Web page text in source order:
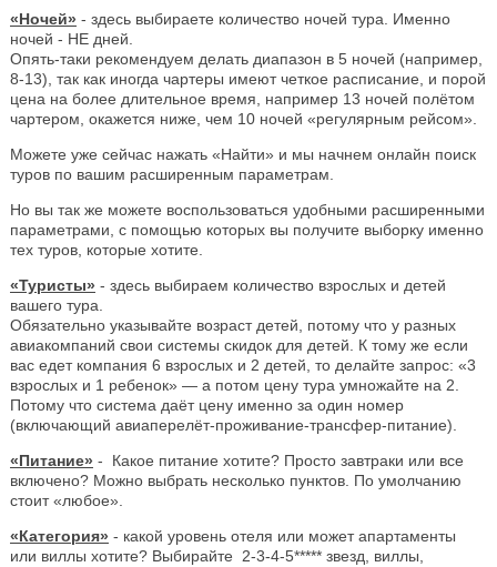
«Ночей» - здесь выбираете количество ночей тура. Именно
ночей - НЕ дней.
Опять-таки рекомендуем делать диапазон в 5 ночей (например,
8-13), так как иногда чартеры имеют четкое расписание, и порой
цена на более длительное время, например 13 ночей полётом
чартером, окажется ниже, чем 10 ночей «регулярным рейсом».
Можете уже сейчас нажать «Найти» и мы начнем онлайн поиск
туров по вашим расширенным параметрам.
Но вы так же можете воспользоваться удобными расширенными
параметрами, с помощью которых вы получите выборку именно
тех туров, которые хотите.
«Туристы» - здесь выбираем количество взрослых и детей
вашего тура.
Обязательно указывайте возраст детей, потому что у разных
авиакомпаний свои системы скидок для детей. К тому же если
вас едет компания 6 взрослых и 2 детей, то делайте запрос: «3
взрослых и 1 ребенок» — а потом цену тура умножайте на 2.
Потому что система даёт цену именно за один номер
(включающий авиаперелёт-проживание-трансфер-питание).
«Питание» - Какое питание хотите? Просто завтраки или все
включено? Можно выбрать несколько пунктов. По умолчанию
стоит «любое».
«Категория» - какой уровень отеля или может апартаменты
или виллы хотите? Выбирайте 2-3-4-5***** звезд, виллы,